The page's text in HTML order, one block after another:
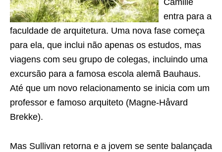
Camille
entra para a
faculdade de arquitetura. Uma nova fase começa
para ela, que inclui não apenas os estudos, mas
viagens com seu grupo de colegas, incluindo uma
excursão para a famosa escola alemã Bauhaus.
Até que um novo relacionamento se inicia com um
professor e famoso arquiteto (Magne-Håvard
Brekke).
Mas Sullivan retorna e a jovem se sente balançada